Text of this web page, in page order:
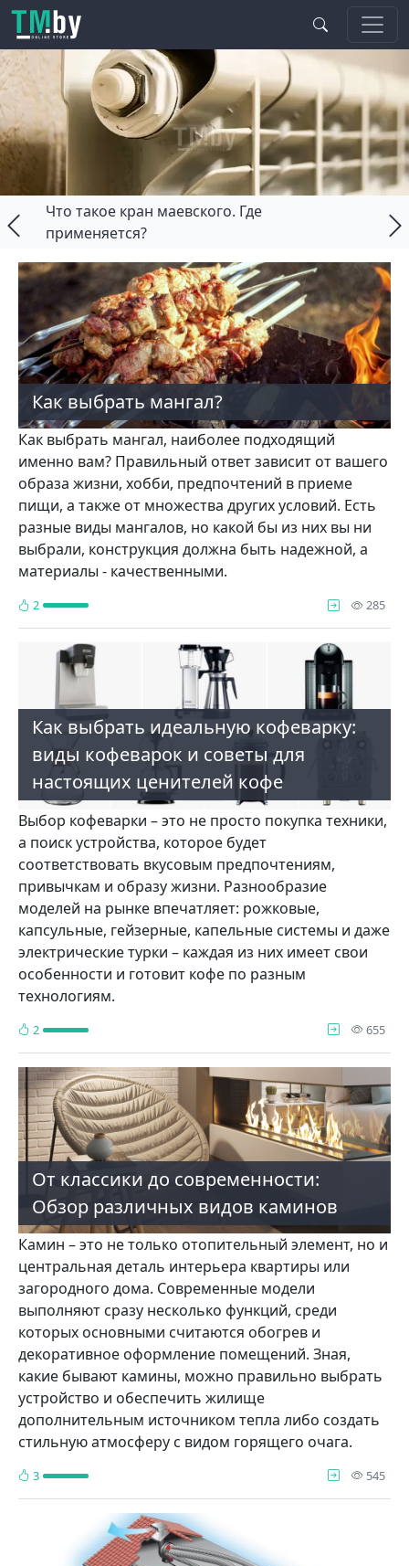
Перейти к основному содержанию
Что такое кран маевского. Где
применяется?
Как выбрать мангал?
Как выбрать мангал, наиболее подходящий
именно вам? Правильный ответ зависит от вашего
образа жизни, хобби, предпочтений в приеме
пищи, а также от множества других условий. Есть
разные виды мангалов, но какой бы из них вы ни
выбрали, конструкция должна быть надежной, а
материалы - качественными.
2 285
Как выбрать идеальную кофеварку:
виды кофеварок и советы для
настоящих ценителей кофе
Выбор кофеварки – это не просто покупка техники,
а поиск устройства, которое будет
соответствовать вкусовым предпочтениям,
привычкам и образу жизни. Разнообразие
моделей на рынке впечатляет: рожковые,
капсульные, гейзерные, капельные системы и даже
электрические турки – каждая из них имеет свои
особенности и готовит кофе по разным
технологиям.
2 655
От классики до современности:
Обзор различных видов каминов
Камин – это не только отопительный элемент, но и
центральная деталь интерьера квартиры или
загородного дома. Современные модели
выполняют сразу несколько функций, среди
которых основными считаются обогрев и
декоративное оформление помещений. Зная,
какие бывают камины, можно правильно выбрать
устройство и обеспечить жилище
дополнительным источником тепла либо создать
стильную атмосферу с видом горящего очага.
3 545